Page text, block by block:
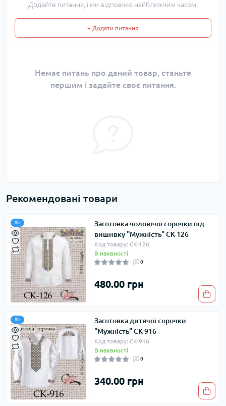
Додайте питання, і ми відповімо найближчим часом.
+ Додати питання
Немає питань про даний товар, станьте
першим і задайте своє питання.
Рекомендовані товари
Хіт
Заготовка чоловічої сорочки під
вишивку "Мужність" СК-126
Код товару: СК-126
В наявності
0
480.00 грн
Хіт
Заготовка дитячої сорочки
"Мужність" СК-916
Код товару: СК-916
В наявності
0
340.00 грн